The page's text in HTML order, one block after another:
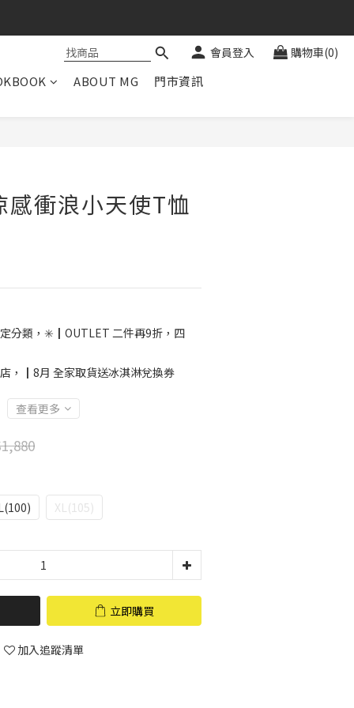
會員登入 購物車(0)
ABOUT MG 門市資訊
感衝浪小天使T恤
分類，✳️┃OUTLET 二件再9折，四
，┃8月 全家取貨送冰淇淋兌換券
查看更多
XL(105)
立即購買
加入追蹤清單